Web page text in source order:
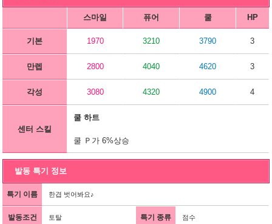
스마일 퓨어 쿨 HP
기본 1970 3210 3790 3
만렙 2800 4040 4620 3
각성 3080 4320 4900 4
센터 스킬
쿨 하트
쿨 Ｐ가 6%상승
발동 특기 정보
특기 이름 한겹 벗어봐요♪
발동조건 토탈 특기 종류 점수